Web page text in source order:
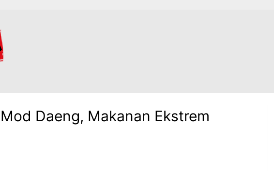
Daeng, Makanan Ekstrem